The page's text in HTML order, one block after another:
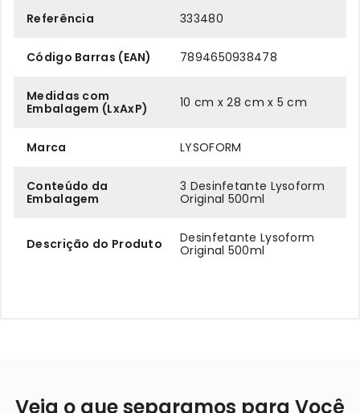
Referência 333480
Código Barras (EAN) 7894650938478
Medidas com
Embalagem (LxAxP)
10 cm x 28 cm x 5 cm
Marca LYSOFORM
Conteúdo da
Embalagem
3 Desinfetante Lysoform
Original 500ml
Descrição do Produto
Desinfetante Lysoform
Original 500ml
Veja o que separamos para Você